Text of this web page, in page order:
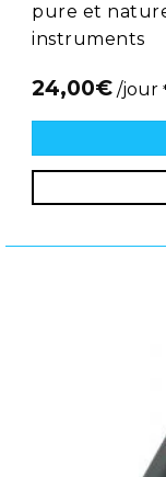
pure et
instruments
24,00€ /jour